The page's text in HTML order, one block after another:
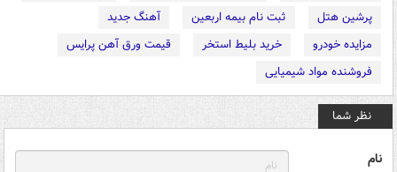
پرشین هتل
ثبت نام بیمه اربعین
آهنگ جدید
مزایده خودرو
خرید بلیط استخر
قیمت ورق آهن پرایس
فروشنده مواد شیمیایی
نظر شما
نام